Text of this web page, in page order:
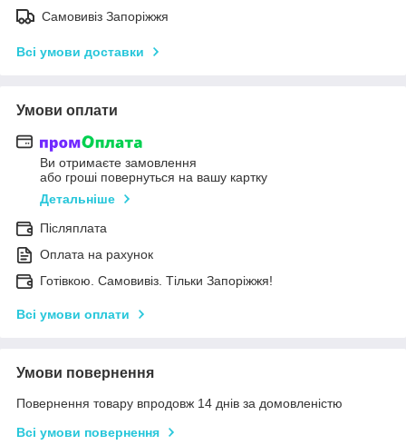
Самовивіз Запоріжжя
Всі умови доставки
Умови оплати
Ви отримаєте замовлення
або гроші повернуться на вашу картку
Детальніше
Післяплата
Оплата на рахунок
Готівкою. Самовивіз. Тільки Запоріжжя!
Всі умови оплати
Умови повернення
Повернення товару впродовж 14 днів за домовленістю
Всі умови повернення